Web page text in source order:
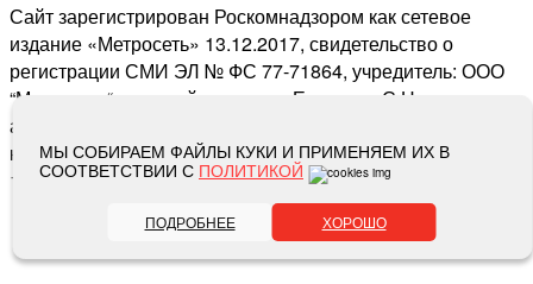
Сайт зарегистрирован Роскомнадзором как сетевое
издание «Метросеть» 13.12.2017, свидетельство о
регистрации СМИ ЭЛ № ФС 77-71864, учредитель: ООО
“Метросеть“, главный редактор: Ермошин С.Н.,
адрес электронной почты редакции:
номер телефона редакции:(3466) 67-89-11
16+
МЫ СОБИРАЕМ ФАЙЛЫ КУКИ И ПРИМЕНЯЕМ ИХ В
СООТВЕТСТВИИ С ПОЛИТИКОЙ
ПОДРОБНЕЕ ХОРОШО